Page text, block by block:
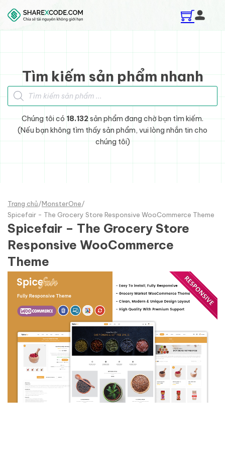
Skip to main content
Skip to footer
Tìm kiếm sản phẩm nhanh
Tìm kiếm sản phẩm
Chúng tôi có 18.132sản phẩm đang chờ bạn tìm kiếm.
(Nếu bạn không tìm thấy sản phẩm, vui lòng nhắn tin cho
chúng tôi)
Trang chủ/MonsterOne/
Spicefair - The Grocery Store Responsive WooCommerce Theme
Spicefair – The Grocery Store
Responsive WooCommerce
Theme